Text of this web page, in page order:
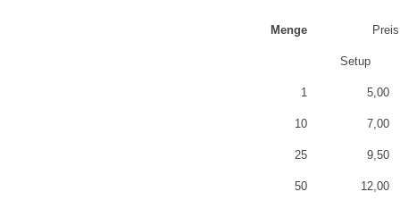
Menge
Setup
1 5,00
10 7,00
25 9,50
50 12,00